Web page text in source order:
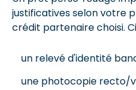
justificatives selon votre
crédit partenaire choisi.
un relevé d'identité
une photocopie recto/